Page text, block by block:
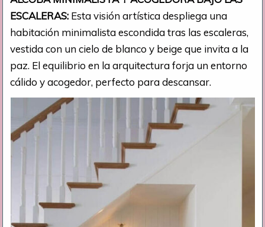
ESCALERAS: Esta visión artística despliega una
habitación minimalista escondida tras las escaleras,
vestida con un cielo de blanco y beige que invita a la
paz. El equilibrio en la arquitectura forja un entorno
cálido y acogedor, perfecto para descansar.